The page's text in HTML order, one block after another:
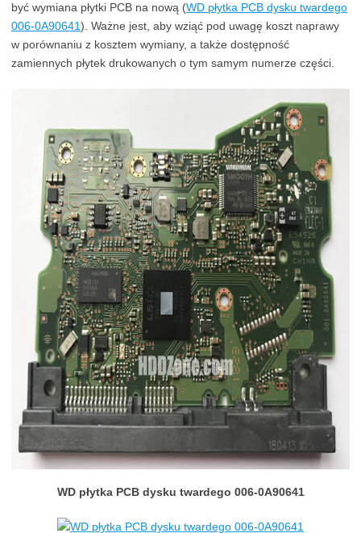
być wymiana płytki PCB na nową (WD płytka PCB dysku twardego
006-0A90641). Ważne jest, aby wziąć pod uwagę koszt naprawy
w porównaniu z kosztem wymiany, a także dostępność
zamiennych płytek drukowanych o tym samym numerze części.
WD płytka PCB dysku twardego 006-0A90641